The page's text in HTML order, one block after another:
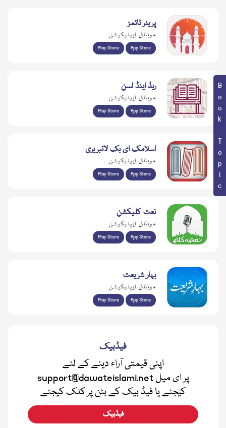
Book Topic
پریئر ٹائمز
موبائل ایپلیکیشن
Play Store App Store
ریڈ اینڈ لسن
موبائل ایپلیکیشن
Play Store App Store
اسلامک ای بک لائبریری
موبائل ایپلیکیشن
Play Store App Store
نعت کلیکشن
موبائل ایپلیکیشن
Play Store App Store
بہار شریعت
موبائل ایپلیکیشن
Play Store App Store
فیڈبیک
اپنی قیمتی آراء دینے کے لئے
support@dawateislami.net پر ای میل
کیجئے یا فیڈ بیک کے بٹن پر کلک کیجئے
فیڈبیک